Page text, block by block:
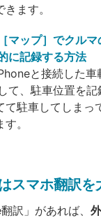
ます。
［マップ］でクル
に記録する方法
と接続した
して、駐車位置を
て駐車してしまっ
。
スマホ翻訳を
訳」があれば、